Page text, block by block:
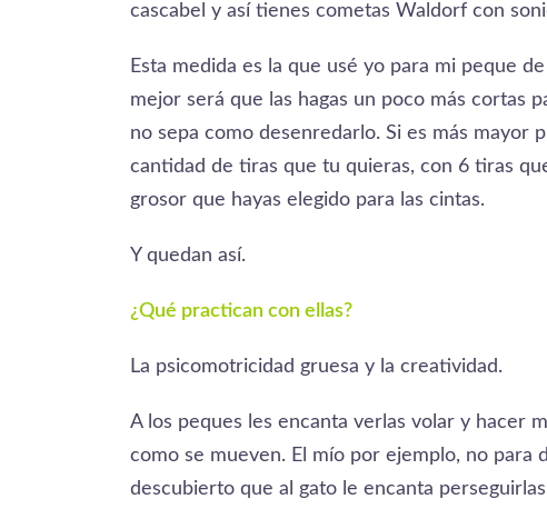
cascabel y así tienes cometas Waldorf con
Esta medida es la que usé yo para mi peque
mejor será que las hagas un poco más cortas
no sepa como desenredarlo. Si es más mayor
cantidad de tiras que tu quieras, con 6 tiras
grosor que hayas elegido para las cintas.
Y quedan así.
¿Qué practican con ellas?
La psicomotricidad gruesa y la creatividad.
A los peques les encanta verlas volar y hacer
como se mueven. El mío por ejemplo, no para
descubierto que al gato le encanta